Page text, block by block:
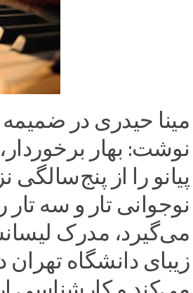
مینا حیدری در
پیانو را از پنج‌سالگی
نوجوانی تار و سه تار
می‌گیرد، مدرک
زیبای دانشگاه تهران